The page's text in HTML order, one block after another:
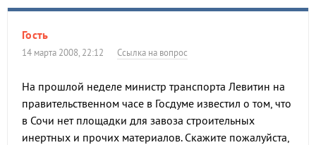
Гость
14 марта 2008, 22:12 Ссылка на вопрос
На прошлой неделе министр транспорта Левитин на
правительственном часе в Госдуме известил о том, что
в Сочи нет площадки для завоза строительных
инертных и прочих материалов. Скажите пожалуйста,